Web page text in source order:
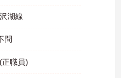
湖線
問
正職員)